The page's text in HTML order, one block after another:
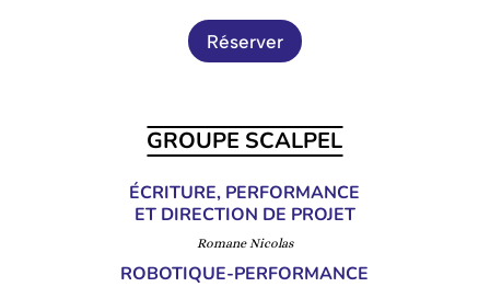
Réserver
GROUPE SCALPEL
ÉCRITURE, PERFORMANCE
ET DIRECTION DE PROJET
Romane Nicolas
ROBOTIQUE-PERFORMANCE